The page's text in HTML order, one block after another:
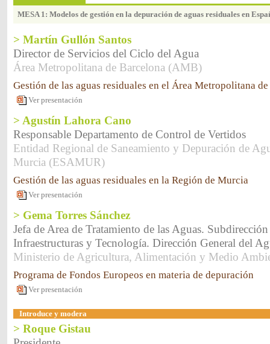
MESA 1: Modelos de gestión en la depuración de aguas residuales en
> Martín Gullón Santos
Director de Servicios del Ciclo del Agua
Área Metropolitana de Barcelona (AMB)
Gestión de las aguas residuales en el Área Metropolitana
Ver presentación
> Agustín Lahora Cano
Responsable Departamento de Control de Vertidos
Entidad Regional de Saneamiento y Depuración de
Murcia (ESAMUR)
Gestión de las aguas residuales en la Región de Murcia
Ver presentación
> Gema Torres Sánchez
Jefa de Area de Tratamiento de las Aguas.
Infraestructuras y Tecnología. Dirección General del
Ministerio de Agricultura, Alimentación y Medio
Programa de Fondos Europeos en materia de depuración
Ver presentación
Introduce y modera
> Roque Gistau